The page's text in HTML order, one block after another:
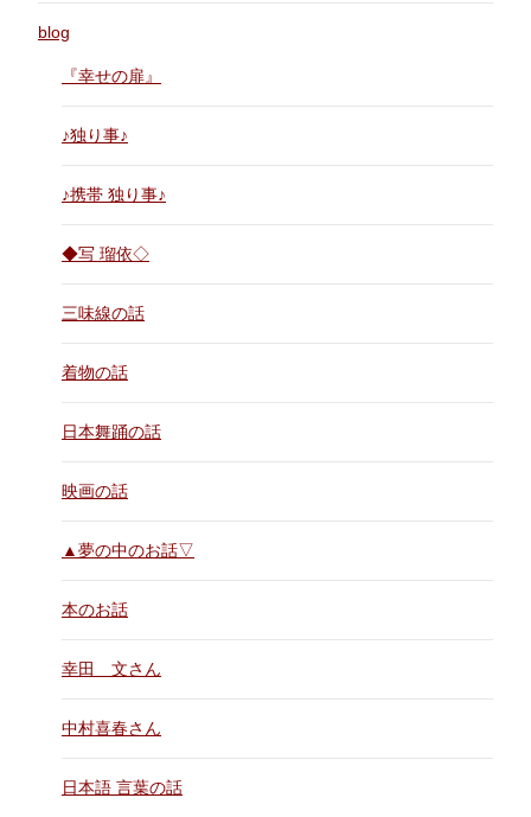
blog
『幸せの扉』
♪独り事♪
♪携帯 独り事♪
◆写 瑠依◇
三味線の話
着物の話
日本舞踊の話
映画の話
▲夢の中のお話▽
本のお話
幸田 文さん
中村喜春さん
日本語 言葉の話